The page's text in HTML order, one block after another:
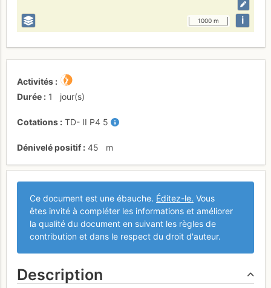
1000 m i
Activités
Durée
1 jour(s)
Cotations TD- II P4 5
Dénivelé positif 45 m
Ce document est une ébauche. Éditez-le. Vous
êtes invité à compléter les informations et améliorer
la qualité du document en suivant les règles de
contribution et dans le respect du droit d'auteur.
Description